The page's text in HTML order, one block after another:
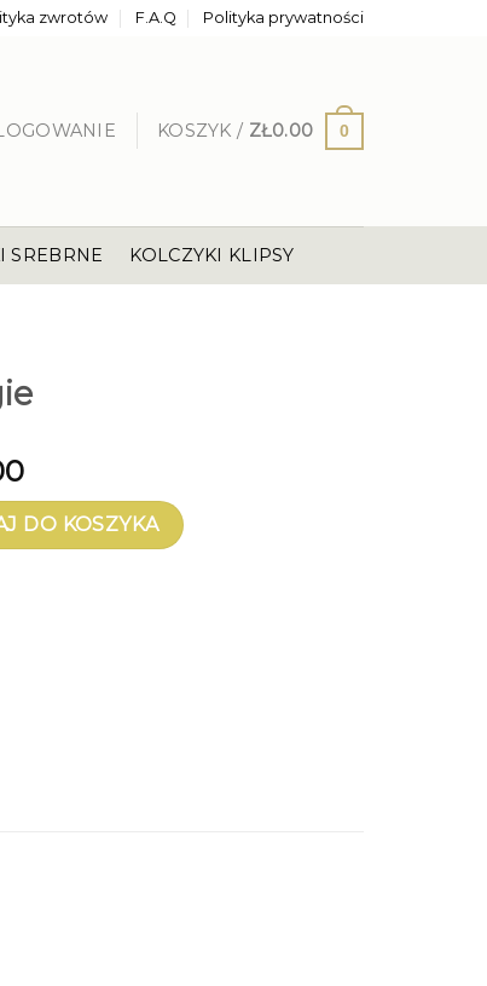
zwrotów F.A.Q Polityka prywatności
KOSZYK / ZŁ0.00 0
SREBRNE KOLCZYKI KLIPSY
DO KOSZYKA